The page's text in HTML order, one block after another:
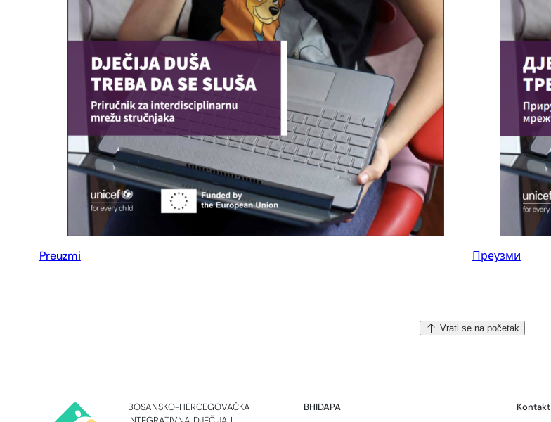
Preuzmi Преузми
Vrati se na početak
BOSANSKO-HERCEGOVAČKA
BHIDAPA Kontakt